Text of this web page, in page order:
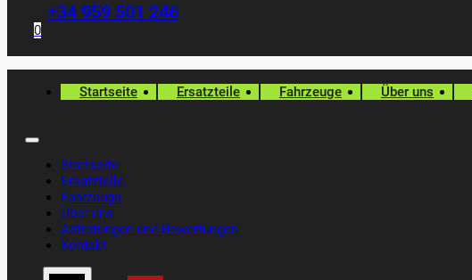
+34 959 501 246
0
Startseite Ersatzteile Fahrzeuge Über uns
Startseite
Ersatzteile
Fahrzeuge
Über uns
Abtretungen und Bewertungen
Kontakt